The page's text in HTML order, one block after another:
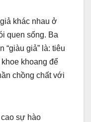
khác nhau ở
quen sống. Ba
“giàu giả” là: tiêu
khoang để
chồng chất với
sự hào